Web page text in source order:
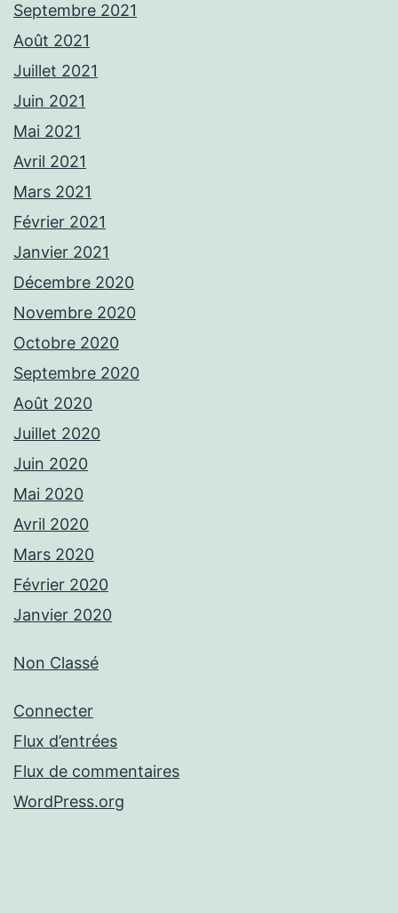
Septembre 2021
Août 2021
Juillet 2021
Juin 2021
Mai 2021
Avril 2021
Mars 2021
Février 2021
Janvier 2021
Décembre 2020
Novembre 2020
Octobre 2020
Septembre 2020
Août 2020
Juillet 2020
Juin 2020
Mai 2020
Avril 2020
Mars 2020
Février 2020
Janvier 2020
Non Classé
Connecter
Flux d’entrées
Flux de commentaires
WordPress.org